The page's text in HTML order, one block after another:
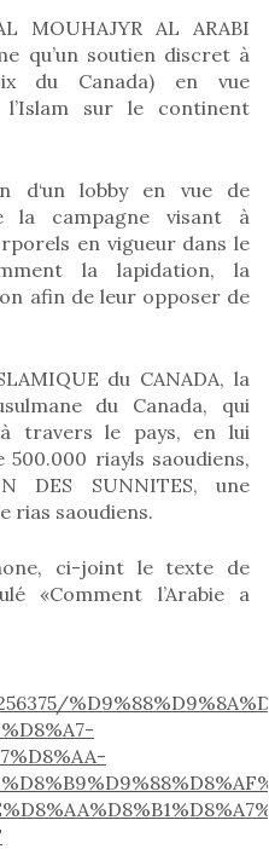
MOUHAJYR AL ARABI
qu’un soutien discret à
du Canada) en vue
l’Islam sur le continent
d‘un lobby en vue de
la campagne visant à
en vigueur dans le
la lapidation, la
afin de leur opposer de
du CANADA, la
du Canada, qui
travers le pays, en lui
riayls saoudiens,
DES SUNNITES, une
rias saoudiens.
ci-joint le texte de
«Comment l’Arabie a